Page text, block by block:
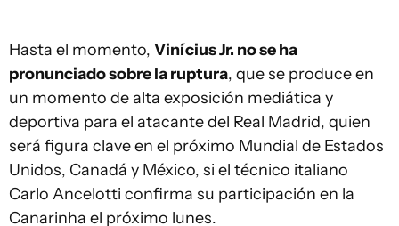
Hasta el momento, Vinícius Jr. no se ha
pronunciado sobre la ruptura, que se produce en
un momento de alta exposición mediática y
deportiva para el atacante del Real Madrid, quien
será figura clave en el próximo Mundial de Estados
Unidos, Canadá y México, si el técnico italiano
Carlo Ancelotti confirma su participación en la
Canarinha el próximo lunes.